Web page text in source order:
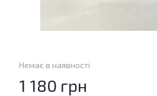
Немає в наявності
1 180 грн